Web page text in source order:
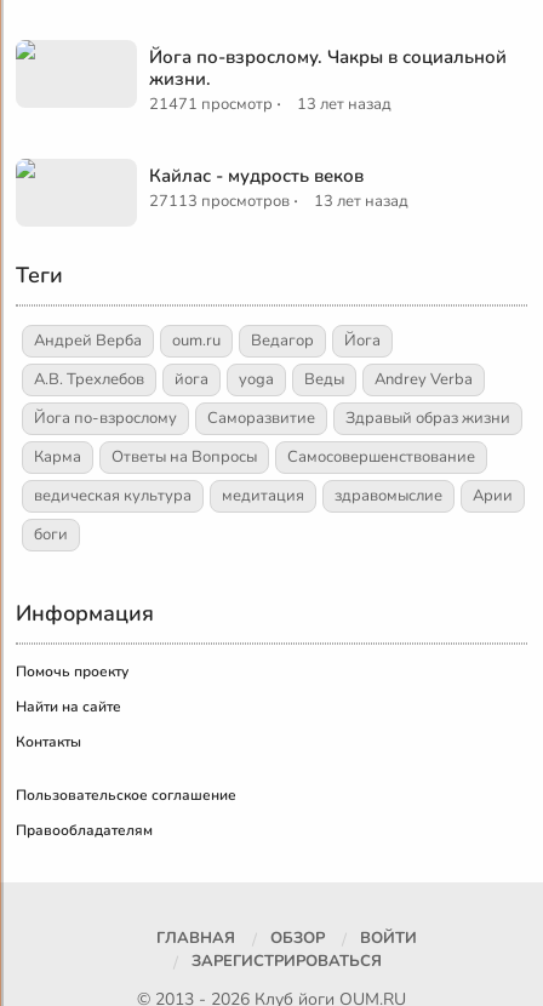
Йога по-взрослому. Чакры в социальной
жизни.
21471 просмотр · 13 лет назад
Кайлас - мудрость веков
27113 просмотров · 13 лет назад
Теги
Андрей Верба oum.ru Ведагор
Йога
А.В. Трехлебов
йога yoga Веды
Andrey Verba
Йога по-взрослому
Саморазвитие
Здравый образ жизни
Карма
Ответы на Вопросы
Самосовершенствование
ведическая культура
медитация здравомыслие
Арии
боги
Информация
Помочь проекту
Найти на сайте
Контакты
Пользовательское соглашение
Правообладателям
ГЛАВНАЯ ОБЗОР
ВОЙТИ
ЗАРЕГИСТРИРОВАТЬСЯ
© 2013 - 2026 Клуб йоги OUM.RU